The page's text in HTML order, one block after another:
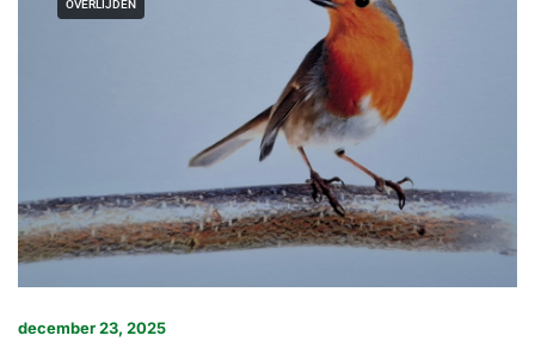
OVERLIJDEN
december 23, 2025